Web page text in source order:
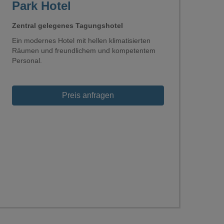
Park Hotel
Zentral gelegenes Tagungshotel
Ein modernes Hotel mit hellen klimatisierten
Räumen und freundlichem und kompetentem
Personal.
Preis anfragen